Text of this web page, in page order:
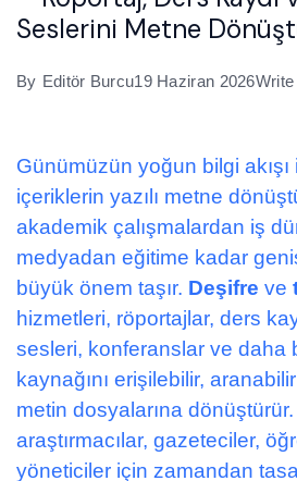
Seslerini Metne
By Editör Burcu19 Haziran 2026
Günümüzün yoğun bilgi
içeriklerin yazılı metne
akademik çalışmalardan iş
medyadan eğitime kadar
büyük önem taşır. Deşifre ve
hizmetleri, röportajlar, ders
sesleri, konferanslar ve daha
kaynağını erişilebilir,
metin dosyalarına
araştırmacılar, gazeteciler,
yöneticiler için zamandan